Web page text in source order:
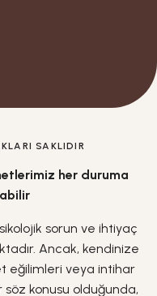
SAKLIDIR
her duruma
sorun ve ihtiyaç
Ancak, kendinize
eğilimleri veya intihar
konusu olduğunda,